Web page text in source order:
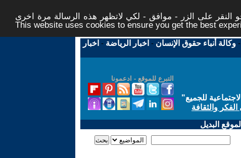
النقر على الزر - موافق - لكي لاتظهر هذه الرسالة مرة اخرى -
This website uses cookies to ensure you get the best
-وكالة أنباء حقوق الإنسان - اخبار الرياضة - اخبار
التبرع للموقع - ادعمونا
للجميع"
والثقافة
البديل